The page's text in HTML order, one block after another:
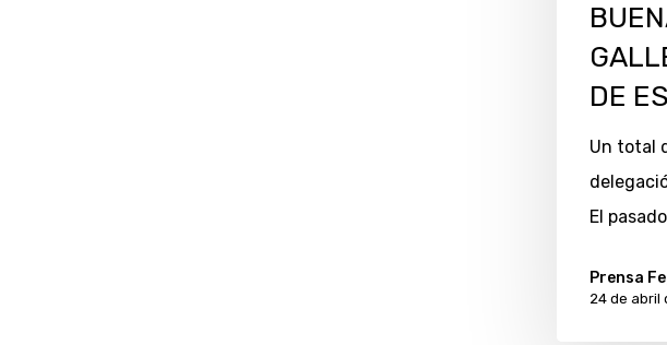
DE
Un total
El
Prensa
24 de abril